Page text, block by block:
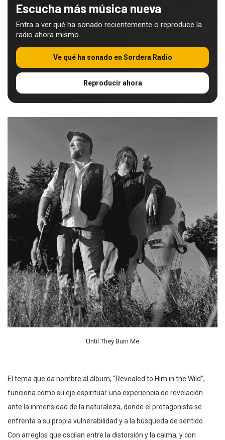
Escucha más música nueva
Entra a ver qué ha sonado recientemente o reproduce la
radio ahora mismo.
Ve qué ha sonado en Sordera Radio
Reproducir ahora
Until They Burn Me
El tema que da nombre al álbum, “Revealed to Him in the Wild”,
funciona como su eje espiritual: una experiencia de revelación
ante la inmensidad de la naturaleza, donde el protagonista se
enfrenta a su propia vulnerabilidad y a la búsqueda de sentido.
Con arreglos que oscilan entre la distorsión y la calma, y con